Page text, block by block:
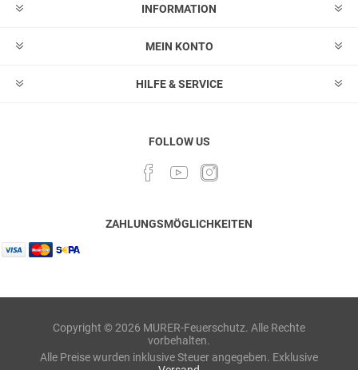
INFORMATION
MEIN KONTO
HILFE & SERVICE
FOLLOW US
ZAHLUNGSMÖGLICHKEITEN
Copyright © 2026 MURER-Feuerschutz. Alle Rechte
vorbehalten.
Alle Preise wurden inklusive Steuer angegeben. Exklusive